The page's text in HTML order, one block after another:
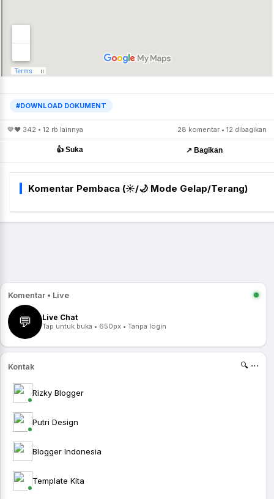
#DOWNLOAD DOKUMENT
💙❤️ 342 • 12 rb lainnya 28 komentar • 12 dibagikan
👍 Suka ↗️ Bagikan
Komentar Pembaca (☀️/🌙 Mode Gelap/Terang)
Komentar • Live
💬 Live Chat
Tap untuk buka • 650px • Tanpa login
Kontak 🔍 ⋯
Rizky Blogger
Putri Design
Blogger Indonesia
Template Kita